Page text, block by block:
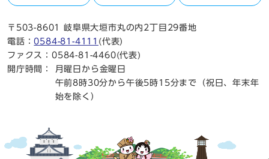
〒503-8601 岐阜県大垣市丸の内2丁目29番地
電話：0584-81-4111 (代表)
ファクス：0584-81-4460(代表)
開庁時間：
月曜日から金曜日
午前8時30分から午後5時15分まで（祝日、年末年
始を除く）